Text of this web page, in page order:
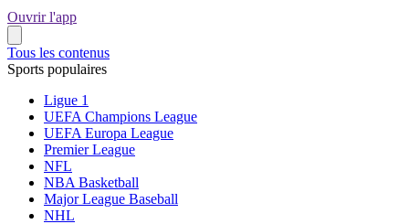
Ouvrir l'app
Tous les contenus
Sports populaires
Ligue 1
UEFA Champions League
UEFA Europa League
Premier League
NFL
NBA Basketball
Major League Baseball
NHL